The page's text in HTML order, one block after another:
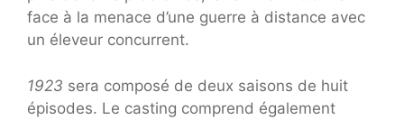
face à la menace d’une guerre à distance avec
un éleveur concurrent.
1923 sera composé de deux saisons de huit
épisodes. Le casting comprend également